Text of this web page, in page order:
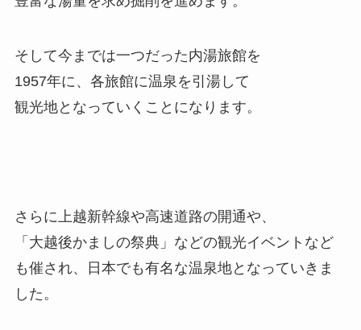
そして今までは一つだった内湯旅館を
1957年に、各旅館に温泉を引湯して
観光地となっていくことになります。
さらに上越新幹線や高速道路の開通や、
「大越後かましの祭典」などの観光イベントなど
も催され、日本でも有名な温泉地となっていきま
した。